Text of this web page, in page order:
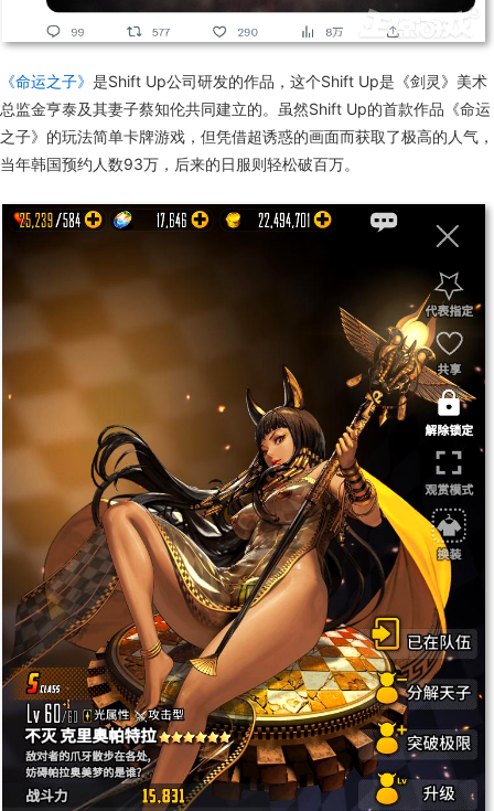
《命运之子》 是Shift Up公司研发的作品，这个Shift Up是《剑灵》美术
总监金亨泰及其妻子蔡知伦共同建立的。虽然Shift Up的首款作品《命运
之子》的玩法简单卡牌游戏，但凭借超诱惑的画面而获取了极高的人气，
当年韩国预约人数93万，后来的日服则轻松破百万。